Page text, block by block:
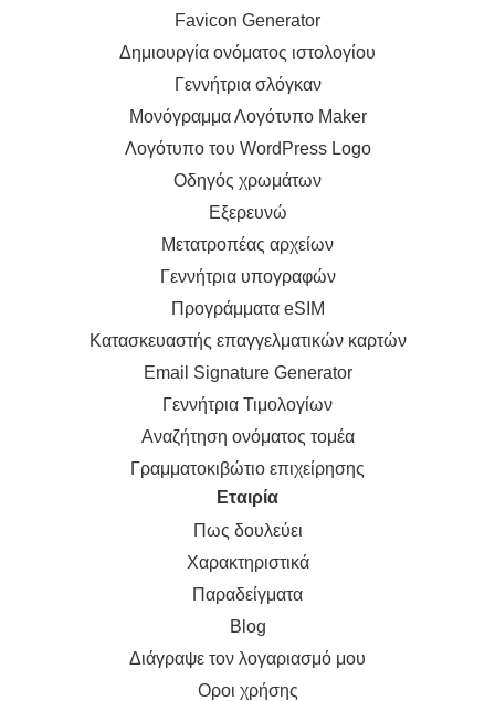
Favicon Generator
Δημιουργία ονόματος ιστολογίου
Γεννήτρια σλόγκαν
Μονόγραμμα Λογότυπο Maker
Λογότυπο του WordPress Logo
Οδηγός χρωμάτων
Εξερευνώ
Μετατροπέας αρχείων
Γεννήτρια υπογραφών
Προγράμματα eSIM
Κατασκευαστής επαγγελματικών καρτών
Email Signature Generator
Γεννήτρια Τιμολογίων
Αναζήτηση ονόματος τομέα
Γραμματοκιβώτιο επιχείρησης
Εταιρία
Πως δουλεύει
Χαρακτηριστικά
Παραδείγματα
Blog
Διάγραψε τον λογαριασμό μου
Οροι χρήσης